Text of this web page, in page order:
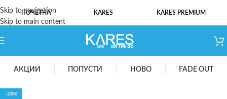
Skip to navigation
Skip to main content
ПОЧЕТНА KARES KARES PREMIUM
АКЦИИ ПОПУСТИ НОВО FADE OUT
-28%